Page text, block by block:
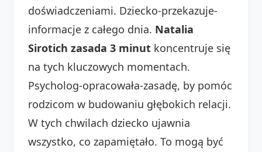
doświadczeniami. Dziecko-przekazuje-
informacje z całego dnia. Natalia
Sirotich zasada 3 minut koncentruje się
na tych kluczowych momentach.
Psycholog-opracowała-zasadę, by pomóc
rodzicom w budowaniu głębokich relacji.
W tych chwilach dziecko ujawnia
wszystko, co zapamiętało. To mogą być